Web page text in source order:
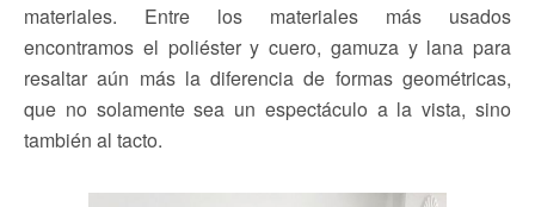
materiales. Entre los materiales más usados
encontramos el poliéster y cuero, gamuza y lana para
resaltar aún más la diferencia de formas geométricas,
que no solamente sea un espectáculo a la vista, sino
también al tacto.